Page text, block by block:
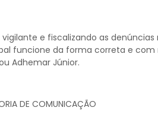
vigilante e fiscalizando as
funcione da forma correta e com
Adhemar Júnior.
DE COMUNICAÇÃO